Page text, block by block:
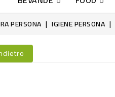
PERSONA IGIENE PERSONA